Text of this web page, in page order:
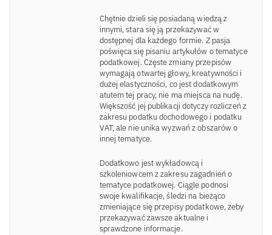
Chętnie dzieli się posiadaną wiedzą z
innymi, stara się ją przekazywać w
dostępnej dla każdego formie. Z pasja
poświęca się pisaniu artykułów o tematyce
podatkowej. Częste zmiany przepisów
wymagają otwartej głowy, kreatywności i
dużej elastyczności, co jest dodatkowym
atutem tej pracy, nie ma miejsca na nudę.
Większość jej publikacji dotyczy rozliczeń z
zakresu podatku dochodowego i podatku
VAT, ale nie unika wyzwań z obszarów o
innej tematyce.
Dodatkowo jest wykładowcą i
szkoleniowcem z zakresu zagadnień o
tematyce podatkowej. Ciągle podnosi
swoje kwalifikacje, śledzi na bieżąco
zmieniające się przepisy podatkowe, żeby
przekazywać zawsze aktualne i
sprawdzone informacje.